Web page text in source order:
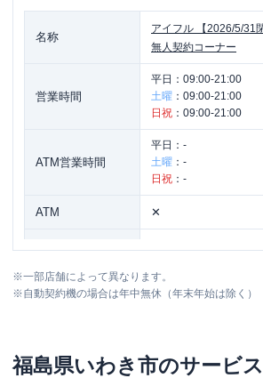
名称
アイフル
【2026/5/31
無人契約コーナー
営業時間
平日： 09:00-21:00
土曜 ： 09:00-21:00
日祝 ： 09:00-21:00
ATM営業時間
平日： -
土曜 ： -
日祝 ： -
ATM ✕
住所
福島県いわき市鹿島
３
※一部店舗によって異なります。
※自動契約機の場合は年中無休（年末年始は除く）
福島県いわき市のサービ